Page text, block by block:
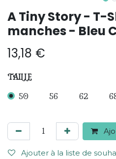
A Tiny Story - T-
manches - Bleu
13,18 €
TAILLE
50 56 62
Ajouter à la liste de